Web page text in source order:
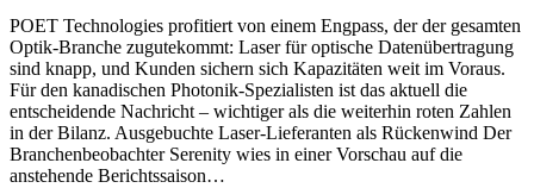
POET Technologies profitiert von einem Engpass, der der gesamten
Optik-Branche zugutekommt: Laser für optische Datenübertragung
sind knapp, und Kunden sichern sich Kapazitäten weit im Voraus.
Für den kanadischen Photonik-Spezialisten ist das aktuell die
entscheidende Nachricht – wichtiger als die weiterhin roten Zahlen
in der Bilanz. Ausgebuchte Laser-Lieferanten als Rückenwind Der
Branchenbeobachter Serenity wies in einer Vorschau auf die
anstehende Berichtssaison…